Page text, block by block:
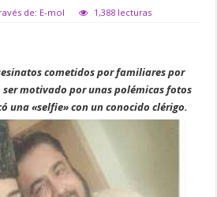
de: E-mol 1,388 lecturas
cometidos por familiares por
motivado por unas polémicas fotos
una «selfie» con un conocido clérigo.